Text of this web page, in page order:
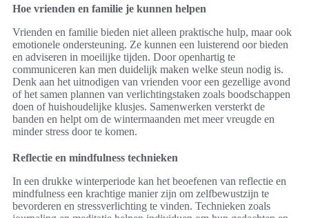
Hoe vrienden en familie je kunnen helpen
Vrienden en familie bieden niet alleen praktische hulp, maar ook
emotionele ondersteuning. Ze kunnen een luisterend oor bieden
en adviseren in moeilijke tijden. Door openhartig te
communiceren kan men duidelijk maken welke steun nodig is.
Denk aan het uitnodigen van vrienden voor een gezellige avond
of het samen plannen van verlichtingstaken zoals boodschappen
doen of huishoudelijke klusjes. Samenwerken versterkt de
banden en helpt om de wintermaanden met meer vreugde en
minder stress door te komen.
Reflectie en mindfulness technieken
In een drukke winterperiode kan het beoefenen van reflectie en
mindfulness een krachtige manier zijn om zelfbewustzijn te
bevorderen en stressverlichting te vinden. Technieken zoals